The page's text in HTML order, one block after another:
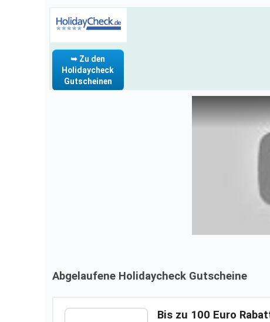
➥ Zu den
Holidaycheck
Gutscheinen
Abgelaufene Holidaycheck Gutscheine
Bis zu 100 Euro